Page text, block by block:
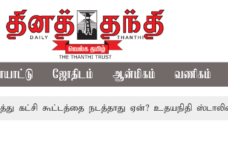
ஜோதிடம் ஆன்மிகம் வணிகம்
கூட்டத்தை நடத்தாது ஏன்? உதயநிதி ஸ்டாலின் கேள்வி